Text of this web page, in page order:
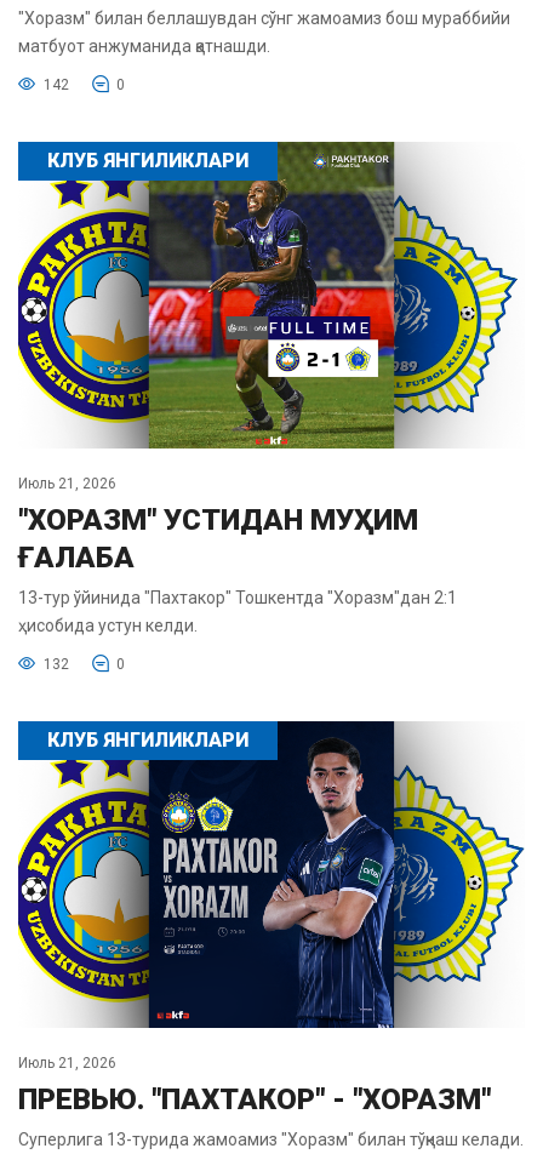
"Хоразм" билан беллашувдан сўнг жамоамиз бош мураббийи
матбуот анжуманида қатнашди.
142 0
КЛУБ ЯНГИЛИКЛАРИ
Июль 21, 2026
"ХОРАЗМ" УСТИДАН МУҲИМ
ҒАЛАБА
13-тур ўйинида "Пахтакор" Тошкентда "Хоразм"дан 2:1
ҳисобида устун келди.
132 0
КЛУБ ЯНГИЛИКЛАРИ
Июль 21, 2026
ПРЕВЬЮ. "ПАХТАКОР" - "ХОРАЗМ"
Суперлига 13-турида жамоамиз "Хоразм" билан тўқнаш келади.